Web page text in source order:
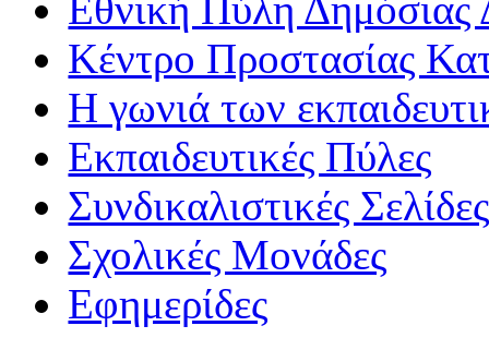
Κέντρο Προστασίας
Η γωνιά των
Εκπαιδευτικές Πύλες
Συνδικαλιστικές Σελίδες
Σχολικές Μονάδες
Εφημερίδες